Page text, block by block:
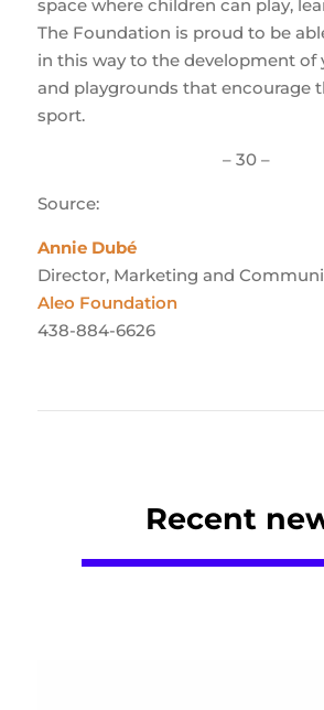
space where children can play,
The Foundation is proud to be
in this way to the development of
and playgrounds that encourage
sport.
– 30 –
Source:
Annie Dubé
Director, Marketing and
Aleo Foundation
438-884-6626
Recent